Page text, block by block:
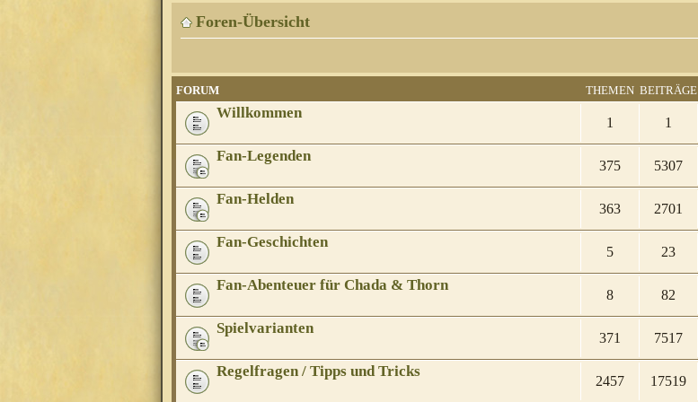
Foren-Übersicht
FORUM THEMEN BEITRÄGE
Willkommen
1 1
Fan-Legenden
375 5307
Fan-Helden
363 2701
Fan-Geschichten
5 23
Fan-Abenteuer für Chada & Thorn
8 82
Spielvarianten
371 7517
Regelfragen / Tipps und Tricks
2457 17519